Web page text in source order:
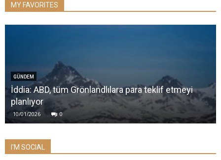
MY FAVORITES
GÜNDEM
İddia: ABD, tüm Grönlandlılara para teklif etmeyi
planlıyor
10/01/2026 0
I'M SOCIAL